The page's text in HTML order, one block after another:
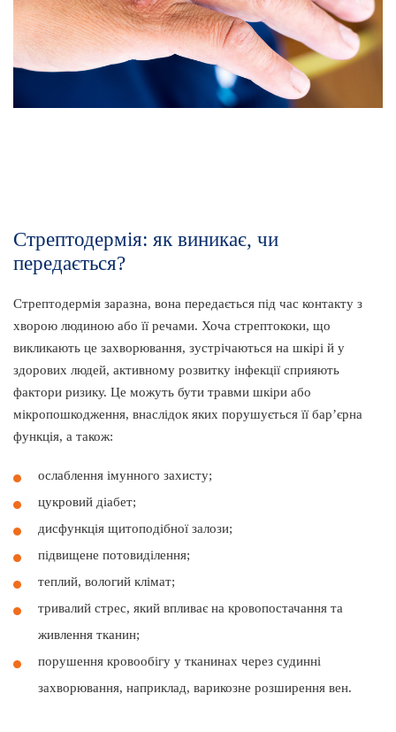
Стрептодермія: як виникає, чи
передається?
Стрептодермія заразна, вона передається під час контакту з
хворою людиною або її речами. Хоча стрептококи, що
викликають це захворювання, зустрічаються на шкірі й у
здорових людей, активному розвитку інфекції сприяють
фактори ризику. Це можуть бути травми шкіри або
мікропошкодження, внаслідок яких порушується її бар’єрна
функція, а також:
ослаблення імунного захисту;
цукровий діабет;
дисфункція щитоподібної залози;
підвищене потовиділення;
теплий, вологий клімат;
тривалий стрес, який впливає на кровопостачання та
живлення тканин;
порушення кровообігу у тканинах через судинні
захворювання, наприклад, варикозне розширення вен.